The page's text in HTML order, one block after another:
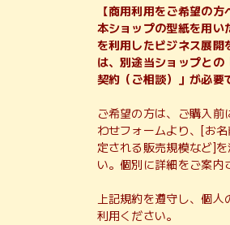
【商用利用をご希望の方
本ショップの型紙を用い
を利用したビジネス展開
は、別途当ショップとの
契約（ご相談）」が必要
ご希望の方は、ご購入前
わせフォームより、[お
定される販売規模など]
い。個別に詳細をご案内
上記規約を遵守し、個
利用ください。